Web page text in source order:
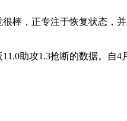
棒，正专注于恢复状态，
助攻1.3抢断的数据。